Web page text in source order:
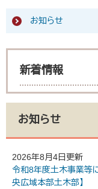
お知らせ
新着情報
お知らせ
2026年8月4日更新
令和8年度土木事業等
央広域本部土木部】